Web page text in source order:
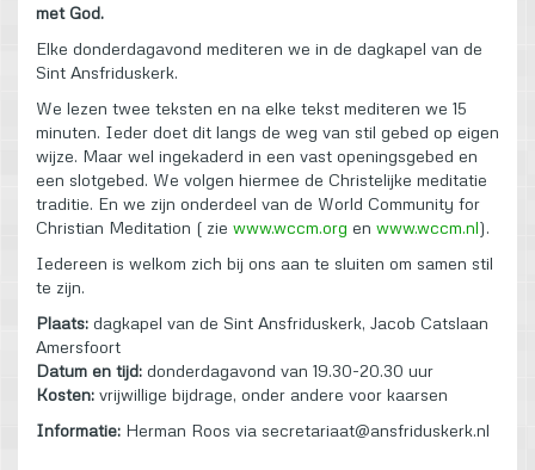
met God.
Elke donderdagavond mediteren we in de dagkapel van de
Sint Ansfriduskerk.
We lezen twee teksten en na elke tekst mediteren we 15
minuten. Ieder doet dit langs de weg van stil gebed op eigen
wijze. Maar wel ingekaderd in een vast openingsgebed en
een slotgebed. We volgen hiermee de Christelijke meditatie
traditie. En we zijn onderdeel van de World Community for
Christian Meditation ( zie www.wccm.org en www.wccm.nl).
Iedereen is welkom zich bij ons aan te sluiten om samen stil
te zijn.
Plaats: dagkapel van de Sint Ansfriduskerk, Jacob Catslaan
Amersfoort
Datum en tijd: donderdagavond van 19.30-20.30 uur
Kosten: vrijwillige bijdrage, onder andere voor kaarsen
Informatie: Herman Roos via secretariaat@ansfriduskerk.nl